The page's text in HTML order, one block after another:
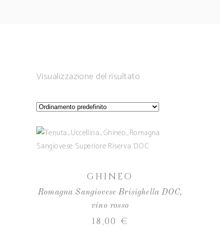
Visualizzazione del risultato
GHINEO
Romagna Sangiovese Brisighella DOC,
vino rosso
18,00 €